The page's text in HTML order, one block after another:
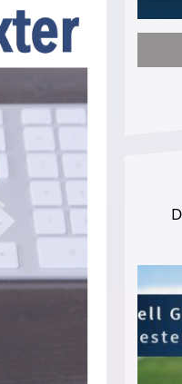
zur Welt: Suff-